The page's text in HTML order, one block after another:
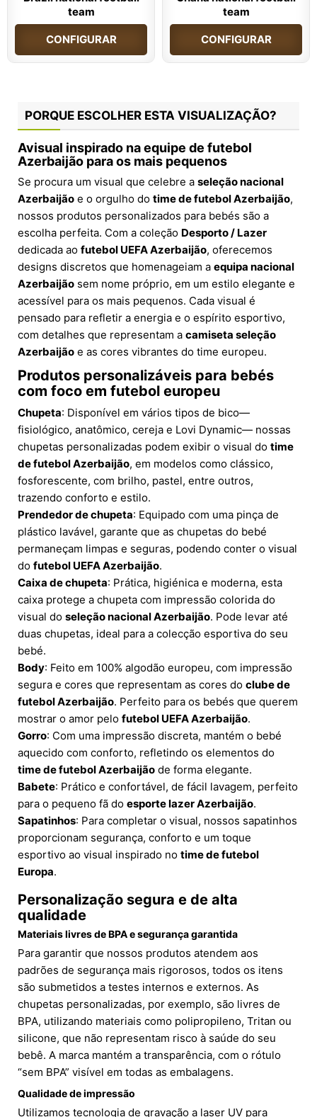
team
CONFIGURAR
team
CONFIGURAR
PORQUE ESCOLHER ESTA VISUALIZAÇÃO?
Avisual inspirado na equipe de futebol
Azerbaijão para os mais pequenos
Se procura um visual que celebre a seleção nacional
Azerbaijão e o orgulho do time de futebol Azerbaijão,
nossos produtos personalizados para bebés são a
escolha perfeita. Com a coleção Desporto / Lazer
dedicada ao futebol UEFA Azerbaijão, oferecemos
designs discretos que homenageiam a equipa nacional
Azerbaijão sem nome próprio, em um estilo elegante e
acessível para os mais pequenos. Cada visual é
pensado para refletir a energia e o espírito esportivo,
com detalhes que representam a camiseta seleção
Azerbaijão e as cores vibrantes do time europeu.
Produtos personalizáveis para bebés
com foco em futebol europeu
Chupeta: Disponível em vários tipos de bico—
fisiológico, anatômico, cereja e Lovi Dynamic— nossas
chupetas personalizadas podem exibir o visual do time
de futebol Azerbaijão, em modelos como clássico,
fosforescente, com brilho, pastel, entre outros,
trazendo conforto e estilo.
Prendedor de chupeta: Equipado com uma pinça de
plástico lavável, garante que as chupetas do bebé
permaneçam limpas e seguras, podendo conter o visual
do futebol UEFA Azerbaijão.
Caixa de chupeta: Prática, higiénica e moderna, esta
caixa protege a chupeta com impressão colorida do
visual do seleção nacional Azerbaijão. Pode levar até
duas chupetas, ideal para a colecção esportiva do seu
bebé.
Body: Feito em 100% algodão europeu, com impressão
segura e cores que representam as cores do clube de
futebol Azerbaijão. Perfeito para os bebés que querem
mostrar o amor pelo futebol UEFA Azerbaijão.
Gorro: Com uma impressão discreta, mantém o bebé
aquecido com conforto, refletindo os elementos do
time de futebol Azerbaijão de forma elegante.
Babete: Prático e confortável, de fácil lavagem, perfeito
para o pequeno fã do esporte lazer Azerbaijão.
Sapatinhos: Para completar o visual, nossos sapatinhos
proporcionam segurança, conforto e um toque
esportivo ao visual inspirado no time de futebol
Europa.
Personalização segura e de alta
qualidade
Materiais livres de BPA e segurança garantida
Para garantir que nossos produtos atendem aos
padrões de segurança mais rigorosos, todos os itens
são submetidos a testes internos e externos. As
chupetas personalizadas, por exemplo, são livres de
BPA, utilizando materiais como polipropileno, Tritan ou
silicone, que não representam risco à saúde do seu
bebê. A marca mantém a transparência, com o rótulo
“sem BPA” visível em todas as embalagens.
Qualidade de impressão
Utilizamos tecnologia de gravação a laser UV para